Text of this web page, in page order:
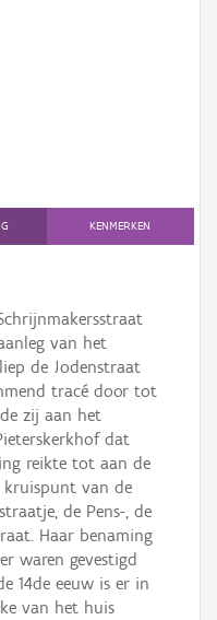
KENMERKEN
van het
de Jodenstraat
tracé door tot
zij aan het
dat
reikte tot aan de
kruispunt van de
de Pens-, de
Haar benaming
waren gevestigd
14de eeuw is er in
van het huis